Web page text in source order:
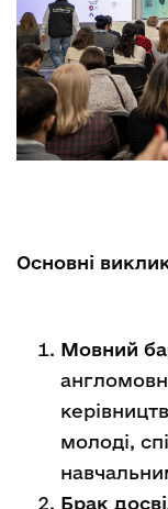
Основні
Мовний
молоді,
Брак